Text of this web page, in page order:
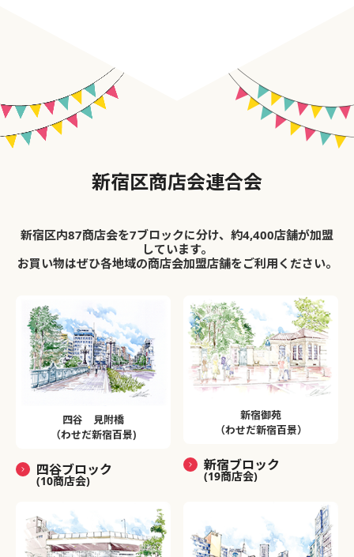
新宿区商店会連合会
新宿区内87商店会を7ブロックに分け、約4,400店舗が加盟
しています。
お買い物はぜひ各地域の商店会加盟店舗をご利用ください。
四谷 見附橋
（わせだ新宿百景)
四谷ブロック
(10商店会)
新宿御苑
（わせだ新宿百景）
新宿ブロック
(19商店会)